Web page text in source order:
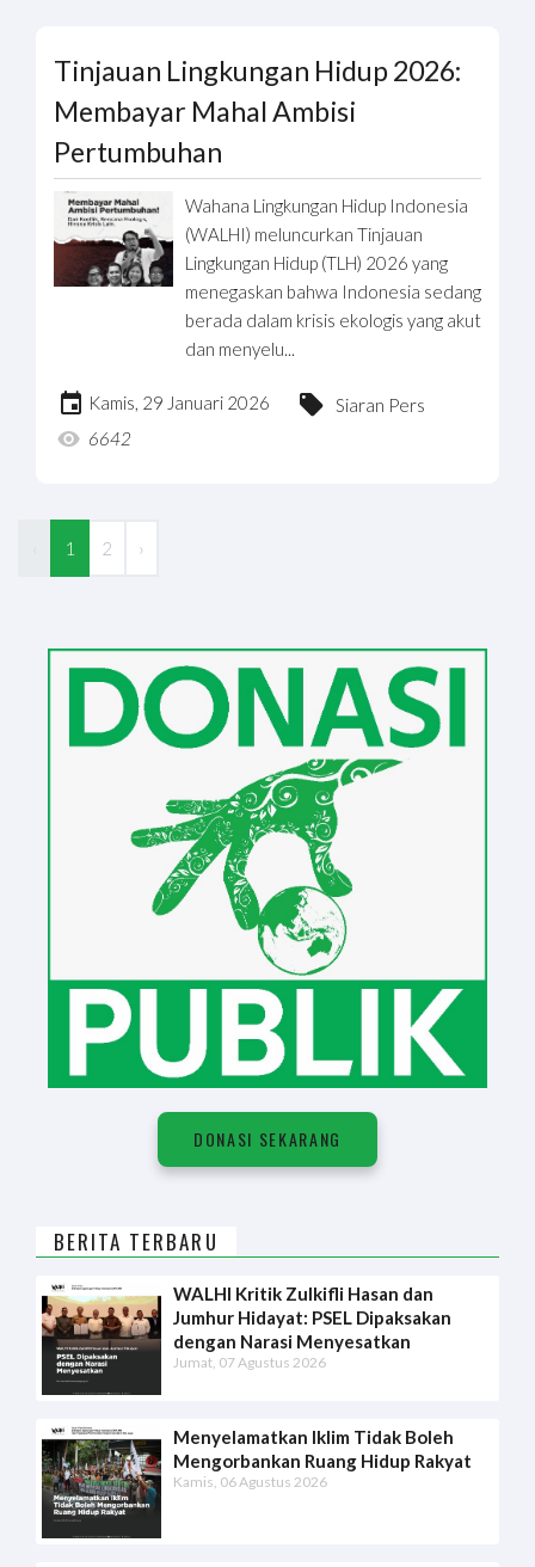
Tinjauan Lingkungan Hidup 2026:
Membayar Mahal Ambisi
Pertumbuhan
Wahana Lingkungan Hidup Indonesia
(WALHI) meluncurkan Tinjauan
Lingkungan Hidup (TLH) 2026 yang
menegaskan bahwa Indonesia sedang
berada dalam krisis ekologis yang akut
dan menyelu...
Kamis, 29 Januari 2026
Siaran Pers
6642
1 2 ›
DONASI SEKARANG
BERITA TERBARU
WALHI Kritik Zulkifli Hasan dan
Jumhur Hidayat: PSEL Dipaksakan
dengan Narasi Menyesatkan
Jumat, 07 Agustus 2026
Menyelamatkan Iklim Tidak Boleh
Mengorbankan Ruang Hidup Rakyat
Kamis, 06 Agustus 2026